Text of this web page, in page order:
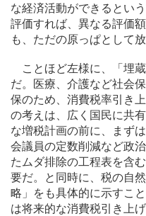
な経済活動ができるとい
評価すれば、異なる評価
も、ただの原っぱとして
ことほど左様に、「埋
だ。医療、介護など社会
保のため、消費税率引き
の考えは、広く国民に共
な増税計画の前に、まず
会議員の定数削減など政
たムダ排除の工程表を含
要だ。と同時に、税の自
略」をも具体的に示すこ
は将来的な消費税引き上